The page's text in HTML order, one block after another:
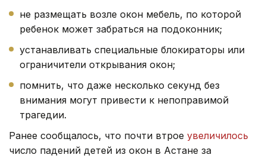
не размещать возле окон мебель, по которой
ребенок может забраться на подоконник;
устанавливать специальные блокираторы или
ограничители открывания окон;
помнить, что даже несколько секунд без
внимания могут привести к непоправимой
трагедии.
Ранее сообщалось, что почти втрое увеличилось
число падений детей из окон в Астане за